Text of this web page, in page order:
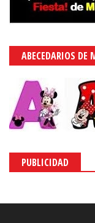
ABECEDARIOS DE
PUBLICIDAD